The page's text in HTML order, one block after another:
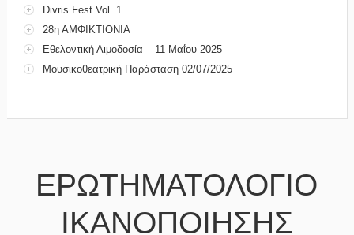
Divris Fest Vol. 1
28η ΑΜΦΙΚΤΙΟΝΙΑ
Εθελοντική Αιμοδοσία – 11 Μαΐου 2025
Μουσικοθεατρική Παράσταση 02/07/2025
ΕΡΩΤΗΜΑΤΟΛΟΓΙΟ
ΙΚΑΝΟΠΟΙΗΣΗΣ